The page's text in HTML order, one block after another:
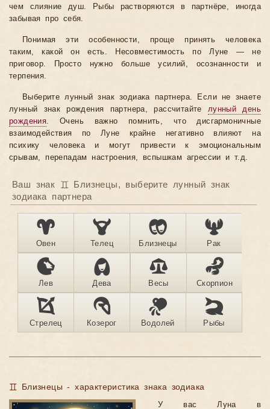
чем слияние душ. Рыбы растворяются в партнёре, иногда
забывая про себя.
Понимая эти особенности, проще принять человека
таким, какой он есть. Несовместимость по Луне — не
приговор. Просто нужно больше усилий, осознанности и
терпения.
Выберите лунный знак зодиака партнера. Если не знаете
лунный знак рождения партнера, рассчитайте лунный день
рождения. Очень важно помнить, что дисгармоничные
взаимодействия по Луне крайне негативно влияют на
психику человека и могут привести к эмоциональным
срывам, перепадам настроения, вспышкам агрессии и т.д.
Ваш знак ♊ Близнецы, выберите лунный знак
зодиака партнера
Овен Телец Близнецы Рак
Лев Дева Весы Скорпион
Стрелец Козерог Водолей Рыбы
♊ Близнецы - характеристика знака зодиака
У вас Луна в